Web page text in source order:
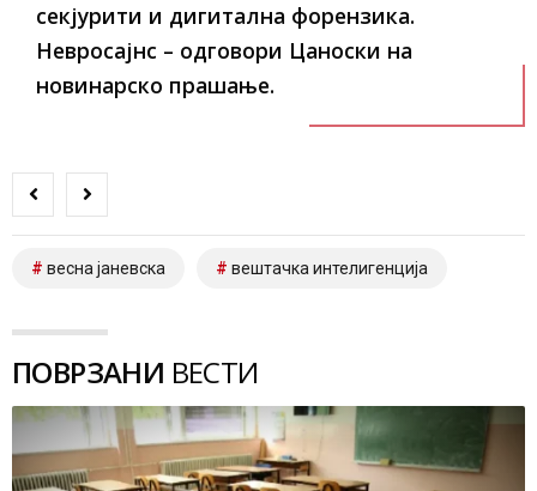
секјурити и дигитална форензика.
Невросајнс – одговори Цаноски на
новинарско прашање.
весна јаневска вештачка интелигенција
ПОВРЗАНИ ВЕСТИ